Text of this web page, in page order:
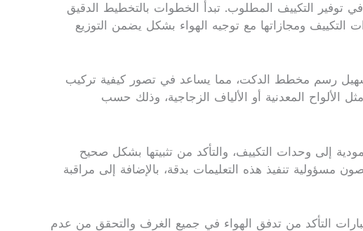
التكييف المطلوب. تبدأ الخطوات بالتخطيط الدقيق
التكييف ومجازاتها مع توجيه الهواء بشكل يضمن التوزيع
لتسهيل رسم مخطط الدكت، مما يساعد في تصور كيفية تركيب
مثل الألواح المعدنية أو الألياف الزجاجية، وذلك حسب
إلى وحدات التكييف، والتأكد من تثبيتها بشكل صحيح
مسؤولية تنفيذ هذه التعليمات بدقة، بالإضافة إلى مراقبة
التأكد من تدفق الهواء في جميع الغرف والتحقق من عدم